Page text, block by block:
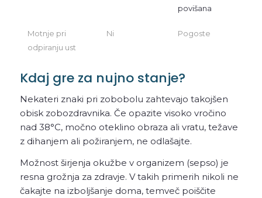
povišana
Motnje pri
odpiranju ust
Ni Pogoste
Kdaj gre za nujno stanje?
Nekateri znaki pri zobobolu zahtevajo takojšen
obisk zobozdravnika. Če opazite visoko vročino
nad 38°C, močno oteklino obraza ali vratu, težave
z dihanjem ali požiranjem, ne odlašajte.
Možnost širjenja okužbe v organizem (sepso) je
resna grožnja za zdravje. V takih primerih nikoli ne
čakajte na izboljšanje doma, temveč poiščite